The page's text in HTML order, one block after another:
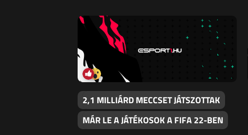
2,1 MILLIÁRD MECCSET JÁTSZOTTAK
MÁR LE A JÁTÉKOSOK A FIFA 22-BEN